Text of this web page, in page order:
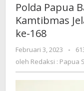
Polda Papua
Kamtibmas
ke-168
Februari 3, 2023
oleh
:
-
oleh Redaksi : Papua